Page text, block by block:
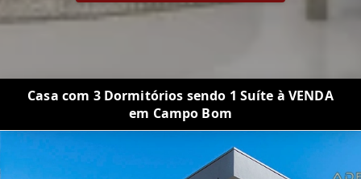
Casa com 3 Dormitórios sendo 1 Suíte à VENDA
em Campo Bom